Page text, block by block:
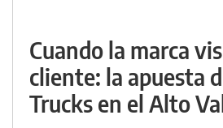
Cuando la marca
cliente: la apuesta
Trucks en el Alto